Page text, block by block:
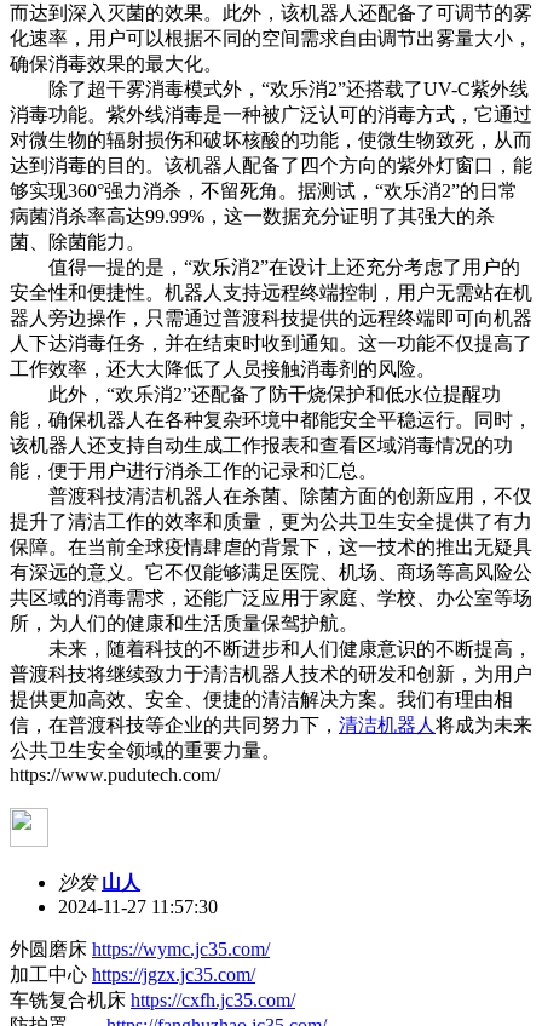
而达到深入灭菌的效果。此外，该机器人还配备了可调节的雾
化速率，用户可以根据不同的空间需求自由调节出雾量大小，
确保消毒效果的最大化。
除了超干雾消毒模式外，“欢乐消2”还搭载了UV-C紫外线
消毒功能。紫外线消毒是一种被广泛认可的消毒方式，它通过
对微生物的辐射损伤和破坏核酸的功能，使微生物致死，从而
达到消毒的目的。该机器人配备了四个方向的紫外灯窗口，能
够实现360°强力消杀，不留死角。据测试，“欢乐消2”的日常
病菌消杀率高达99.99%，这一数据充分证明了其强大的杀
菌、除菌能力。
值得一提的是，“欢乐消2”在设计上还充分考虑了用户的
安全性和便捷性。机器人支持远程终端控制，用户无需站在机
器人旁边操作，只需通过普渡科技提供的远程终端即可向机器
人下达消毒任务，并在结束时收到通知。这一功能不仅提高了
工作效率，还大大降低了人员接触消毒剂的风险。
此外，“欢乐消2”还配备了防干烧保护和低水位提醒功
能，确保机器人在各种复杂环境中都能安全平稳运行。同时，
该机器人还支持自动生成工作报表和查看区域消毒情况的功
能，便于用户进行消杀工作的记录和汇总。
普渡科技清洁机器人在杀菌、除菌方面的创新应用，不仅
提升了清洁工作的效率和质量，更为公共卫生安全提供了有力
保障。在当前全球疫情肆虐的背景下，这一技术的推出无疑具
有深远的意义。它不仅能够满足医院、机场、商场等高风险公
共区域的消毒需求，还能广泛应用于家庭、学校、办公室等场
所，为人们的健康和生活质量保驾护航。
未来，随着科技的不断进步和人们健康意识的不断提高，
普渡科技将继续致力于清洁机器人技术的研发和创新，为用户
提供更加高效、安全、便捷的清洁解决方案。我们有理由相
信，在普渡科技等企业的共同努力下， 清洁机器人 将成为未来
公共卫生安全领域的重要力量。
https://www.pudutech.com/
沙发 山人
2024-11-27 11:57:30
外圆磨床 https://wymc.jc35.com/
加工中心 https://jgzx.jc35.com/
车铣复合机床 https://cxfh.jc35.com/